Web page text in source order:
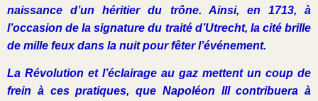
naissance d’un héritier du trône. Ainsi, en 1713, à
l’occasion de la signature du traité d’Utrecht, la cité brille
de mille feux dans la nuit pour fêter l’événement.
La Révolution et l’éclairage au gaz mettent un coup de
frein à ces pratiques, que Napoléon III contribuera à